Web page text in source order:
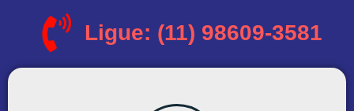
Ligue: (11) 98609-3581